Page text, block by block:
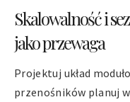
Skalowalność i
jako przewaga
Projektuj układ
przenośników planuj